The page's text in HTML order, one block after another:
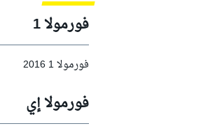
موتو جي بي
فورمولا 1
فورمولا 1 2016
فورمولا إي